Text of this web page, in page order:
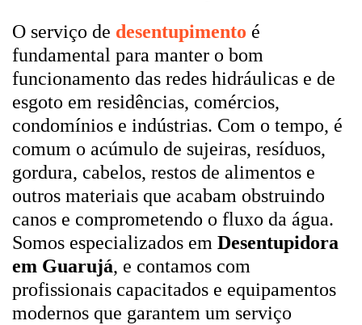
O serviço de desentupimento é
fundamental para manter o bom
funcionamento das redes hidráulicas e de
esgoto em residências, comércios,
condomínios e indústrias. Com o tempo, é
comum o acúmulo de sujeiras, resíduos,
gordura, cabelos, restos de alimentos e
outros materiais que acabam obstruindo
canos e comprometendo o fluxo da água.
Somos especializados em Desentupidora
em Guarujá, e contamos com
profissionais capacitados e equipamentos
modernos que garantem um serviço